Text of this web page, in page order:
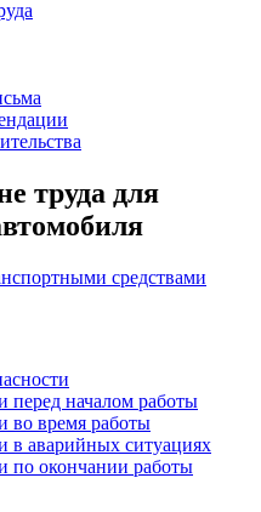
труда для
средствами
перед началом работы
во время работы
в аварийных ситуациях
по окончании работы